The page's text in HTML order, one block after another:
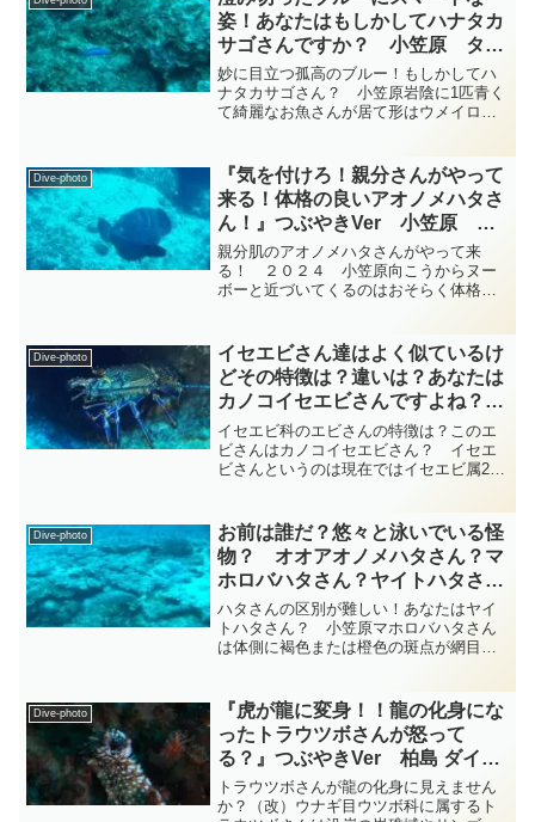
す・・・体形はカワハギさ...
姿！あなたはもしかしてハナタカ
サゴさんですか？ 小笠原 タカ
サゴ科 diving-photo‐
tsubuankun
妙に目立つ孤高のブルー！もしかしてハ
ナタカサゴさん？ 小笠原岩陰に1匹青く
て綺麗なお魚さんが居て形はウメイロモ
スズキ目タカサゴ科タカサゴ属のハナタ
カサゴさんではないかと...
Dive-photo
『気を付けろ！親分さんがやって
来る！体格の良いアオノメハタさ
ん！』つぶやきVer 小笠原
diving-photo‐tsubuankun
親分肌のアオノメハタさんがやって来
る！ ２０２４ 小笠原向こうからヌー
ボーと近づいてくるのはおそらく体格の
か？・・・アオノメハタさんの体は長い
楕円形で側扁し尾鰭の後縁は丸くなっ...
Dive-photo
イセエビさん達はよく似ているけ
どその特徴は？違いは？あなたは
カノコイセエビさんですよね？
『エビの仲間』 総集編
diving-photo‐tsubuankun
イセエビ科のエビさんの特徴は？このエ
ビさんはカノコイセエビさん？ イセエ
ビさんというのは現在ではイセエビ属22
大型になるエビさんです・・・国内では
十脚目イセエビ科イセエ...
Dive-photo
お前は誰だ？悠々と泳いでいる怪
物？ オオアオノメハタさん？マ
ホロバハタさん？ヤイトハタさ
ん？ 小笠原 ハタ科 diving-
photo‐tsubuankun
ハタさんの区別が難しい！あなたはヤイ
トハタさん？ 小笠原マホロバハタさん
は体側に褐色または橙色の斑点が網目状
取りがあります・・・体長60cmを超える
ホウセキハタさんは体...
Dive-photo
『虎が龍に変身！！龍の化身にな
ったトラウツボさんが怒って
る？』つぶやきVer 柏島 ダイビ
ング‐フォト‐tsubuankun
トラウツボさんが龍の化身に見えません
か？（改）ウナギ目ウツボ科に属するト